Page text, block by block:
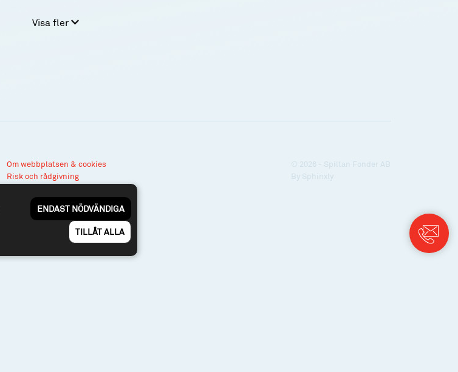
Visa fler
Om webbplatsen & cookies
Risk och rådgivning
© 2026 - Spiltan Fonder AB
By Sphinxly
ENDAST NÖDVÄNDIGA
TILLÅT ALLA